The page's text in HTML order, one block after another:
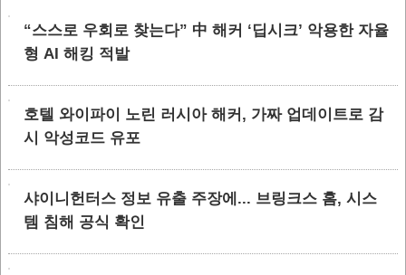
“스스로 우회로 찾는다” 中 해커 ‘딥시크’ 악용한 자율
형 AI 해킹 적발
호텔 와이파이 노린 러시아 해커, 가짜 업데이트로 감
시 악성코드 유포
샤이니헌터스 정보 유출 주장에... 브링크스 홈, 시스
템 침해 공식 확인